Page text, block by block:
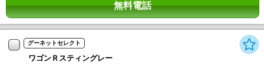
無料電話
グーネットセレクト
ワゴンＲスティングレー